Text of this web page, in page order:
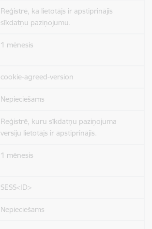
Reģistrē, ka lietotājs ir apstiprinājis
sīkdatņu paziņojumu.
1 mēnesis
cookie-agreed-version
Nepieciešams
Reģistrē, kuru sīkdatņu paziņojuma
versiju lietotājs ir apstiprinājis.
1 mēnesis
SESS<ID>
Nepieciešams